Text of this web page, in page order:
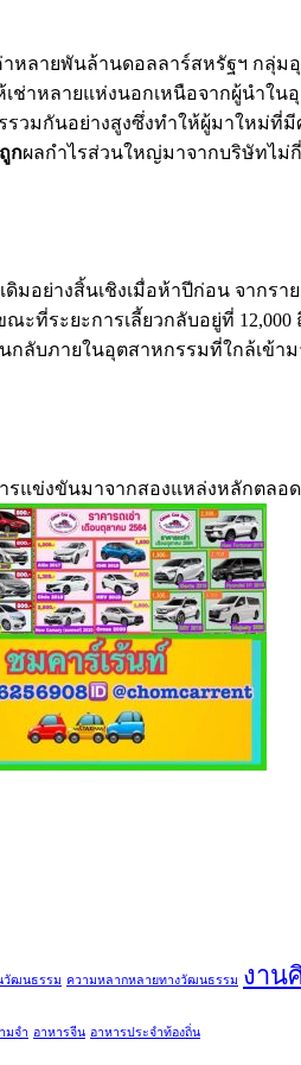
หลายพันล้านดอลลาร์สหรัฐฯ กลุ่
หลายแห่งนอกเหนือจากผู้นำในอุ
วมกันอย่างสูงซึ่งทำให้ผู้มาใหม่
กผลกำไรส่วนใหญ่มาจากบริษัทไม่กี่
ย่างสิ้นเชิงเมื่อห้าปีก่อน จากราย
ที่ระยะการเลี้ยวกลับอยู่ที่ 12,000
บภายในอุตสาหกรรมที่ใกล้เข้า
แข่งขันมาจากสองแหล่งหลักตลอ
วัฒนธรรม ความหลากหลายทางวัฒนธรรม งาน
มจำ อาหารจีน อาหารประจำท้องถิ่น